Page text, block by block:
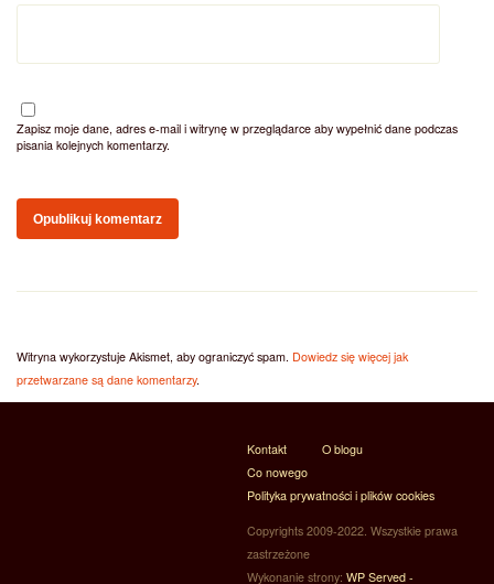
Zapisz moje dane, adres e-mail i witrynę w przeglądarce aby wypełnić dane podczas
pisania kolejnych komentarzy.
Witryna wykorzystuje Akismet, aby ograniczyć spam. Dowiedz się więcej jak
przetwarzane są dane komentarzy.
Kontakt
O blogu
Co nowego
Polityka prywatności i plików cookies
Copyrights 2009-2022. Wszystkie prawa
zastrzeżone
Wykonanie strony: WP Served -